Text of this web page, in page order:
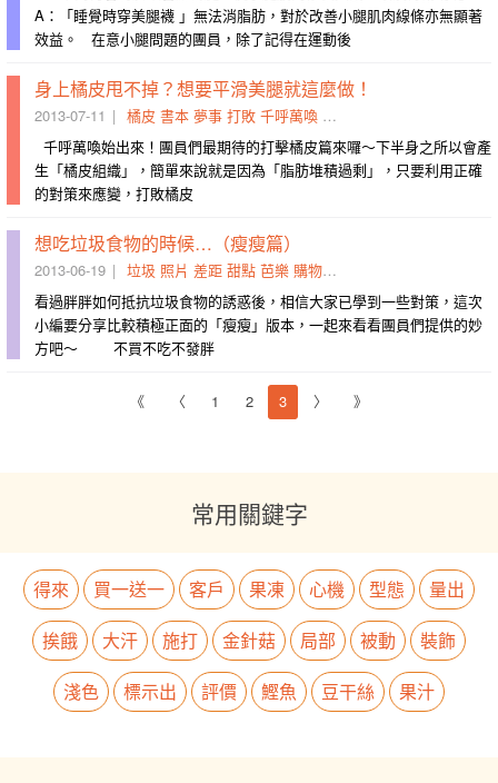
A：「睡覺時穿美腿襪 」無法消脂肪，對於改善小腿肌肉線條亦無顯著
效益。 在意小腿問題的團員，除了記得在運動後
身上橘皮甩不掉？想要平滑美腿就這麼做！
2013-07-11 橘皮 書本 夢事 打敗 千呼萬喚 美腿
千呼萬喚始出來！團員們最期待的打擊橘皮篇來囉～下半身之所以會產
生「橘皮組織」，簡單來說就是因為「脂肪堆積過剩」，只要利用正確
的對策來應變，打敗橘皮
想吃垃圾食物的時候…（瘦瘦篇）
2013-06-19 垃圾 照片 差距 甜點 芭樂 購物慾
看過胖胖如何抵抗垃圾食物的誘惑後，相信大家已學到一些對策，這次
小編要分享比較積極正面的「瘦瘦」版本，一起來看看團員們提供的妙
方吧～ 不買不吃不發胖
《 〈 1 2 3 〉 》
常用關鍵字
得來 買一送一 客戶 果凍 心機 型態
量出
挨餓
大汗 施打 金針菇 局部 被動
裝飾
淺色
標示出 評價 鰹魚 豆干絲 果汁